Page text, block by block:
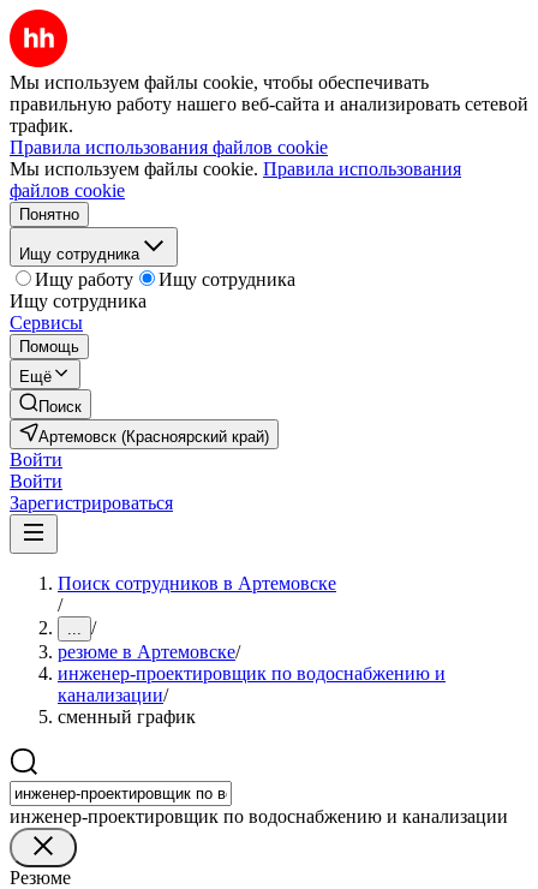
Мы используем файлы cookie, чтобы обеспечивать
правильную работу нашего веб-сайта и анализировать сетевой
трафик.
Правила использования файлов cookie
Мы используем файлы cookie. Правила использования
файлов cookie
Понятно
Ищу сотрудника
Ищу работу
Ищу сотрудника
Ищу сотрудника
Сервисы
Помощь
Ещё
Поиск
Артемовск (Красноярский край)
Войти
Войти
Зарегистрироваться
Поиск сотрудников в Артемовске
/
... /
резюме в Артемовске/
инженер-проектировщик по водоснабжению и
канализации/
сменный график
инженер-проектировщик по водоснабжению и канализации
Резюме